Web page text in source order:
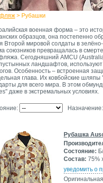
> Рубашки
военная форма – это
образцов, она постепенно
Второй мировой солдаты в
союзников превращалась в
Сегодняшний AMCU
ландшафтов,
Особенность – встроенная
глава. Их ковбойские
для всего мира. В этом
даже в экстремальных условиях.
Назначение:
Рубашка
Состояние:
Состав: 75%
уведомить о